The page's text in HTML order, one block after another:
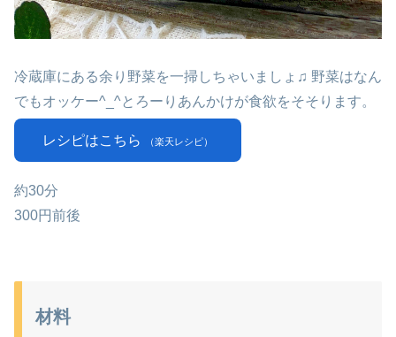
冷蔵庫にある余り野菜を一掃しちゃいましょ♫ 野菜はなん
でもオッケー^_^とろーりあんかけが食欲をそそります。
レシピはこちら （楽天レシピ）
約30分
300円前後
材料